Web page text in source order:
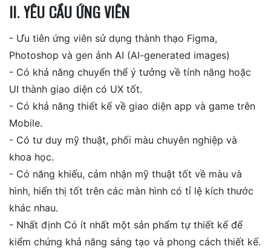
II. YÊU CẦU ỨNG VIÊN
- Ưu tiên ứng viên sử dụng thành thạo Figma,
Photoshop và gen ảnh AI (AI-generated images)
- Có khả năng chuyển thể ý tưởng về tính năng hoặc
UI thành giao diện có UX tốt.
- Có khả năng thiết kế về giao diện app và game trên
Mobile.
- Có tư duy mỹ thuật, phối màu chuyên nghiệp và
khoa học.
- Có năng khiếu, cảm nhận mỹ thuật tốt về màu và
hình, hiển thị tốt trên các màn hình có tỉ lệ kích thước
khác nhau.
- Nhất định Có ít nhất một sản phẩm tự thiết kế để
kiểm chứng khả năng sáng tạo và phong cách thiết kế.